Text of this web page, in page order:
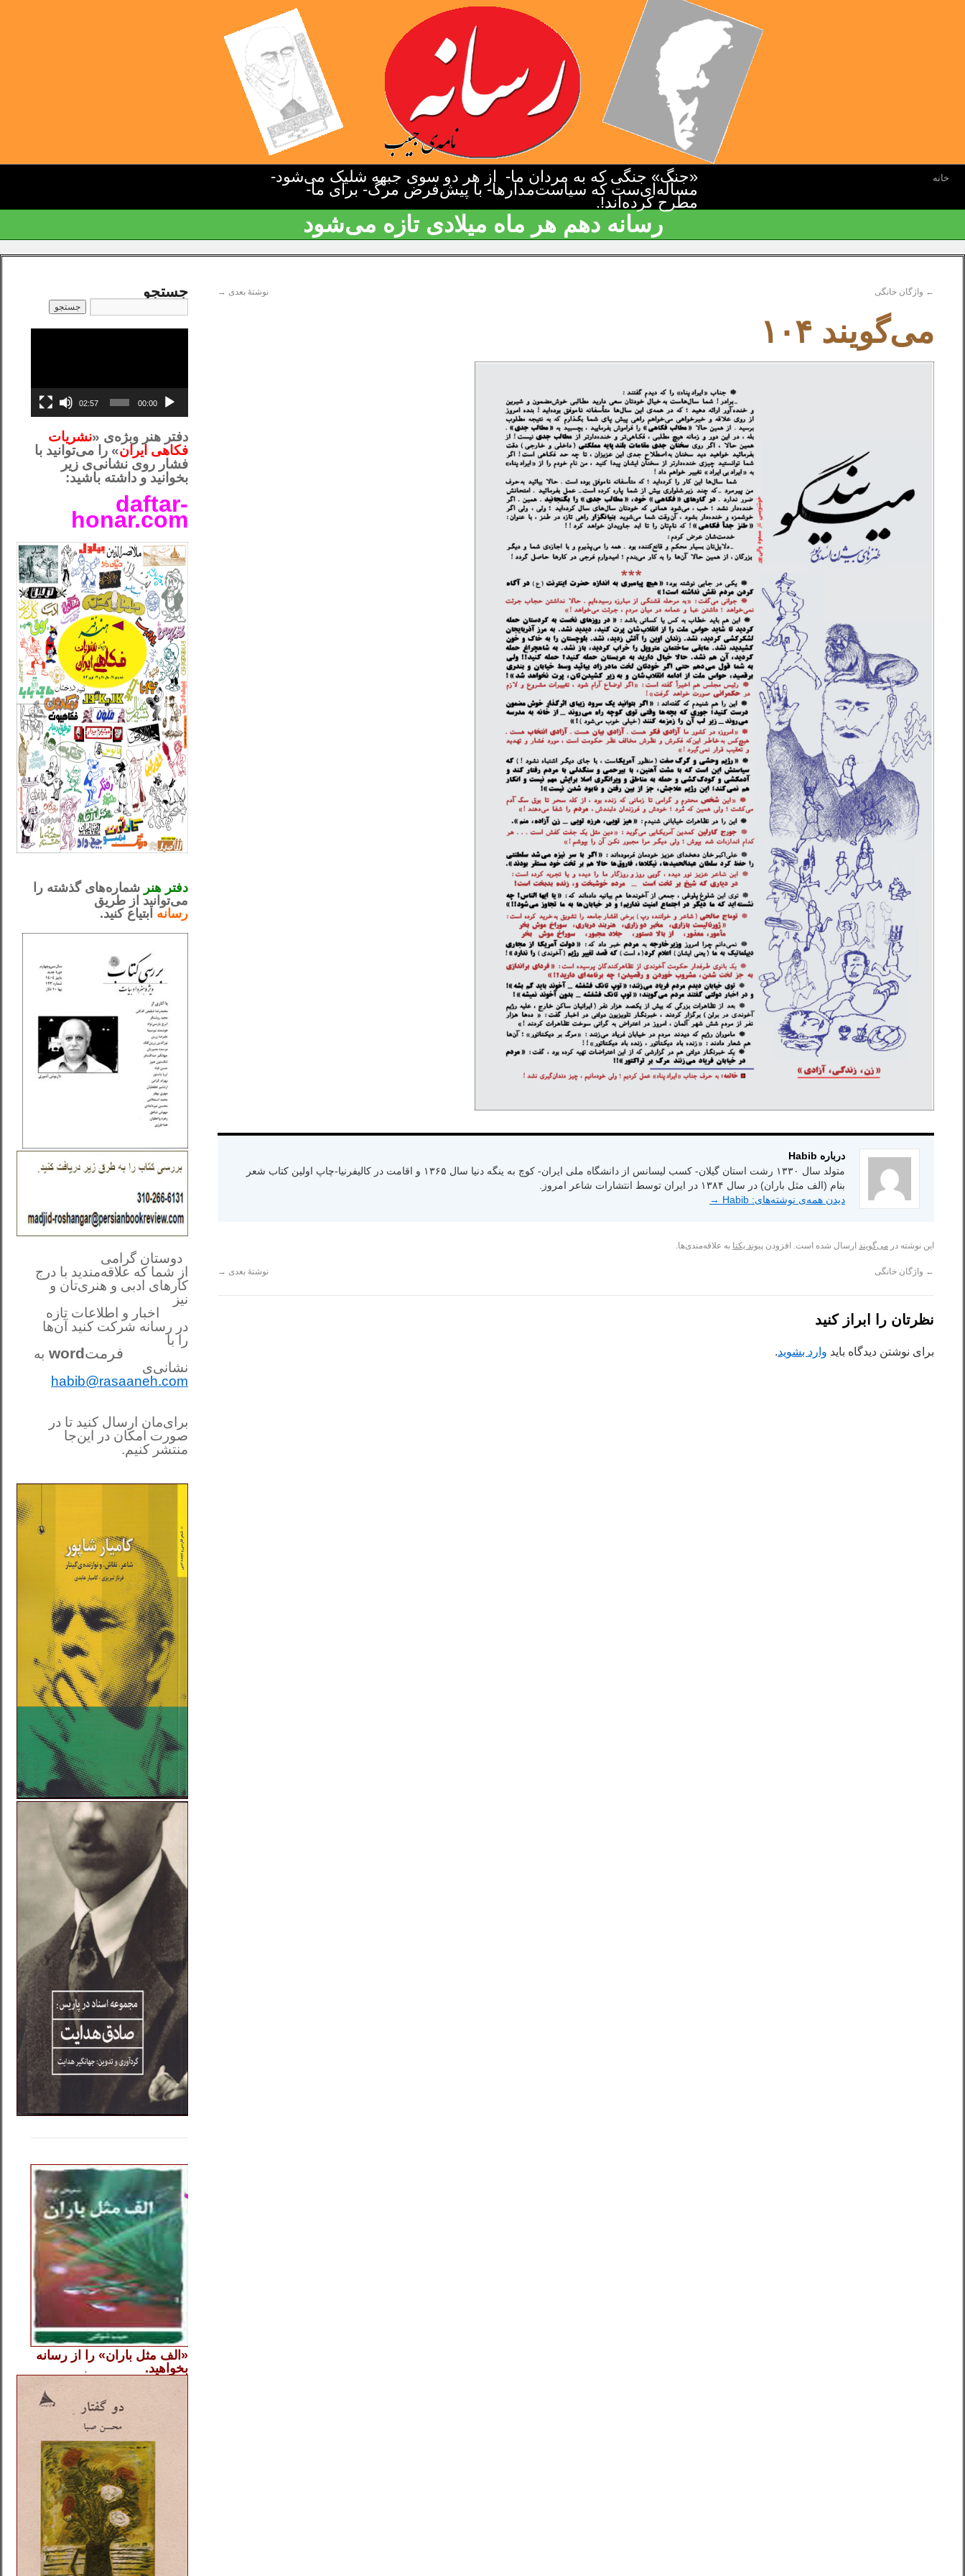
خانه «جنگ» جنگی که به مردان ما- از هر دو سوی جبهه شلیک می‌شود-
مسأله‌ای‌ست که سیاست‌مدارها- با پیش‌فرض مرگ- برای ما-
مطرح کرده‌اند!.
رسانه دهم هر ماه میلادی تازه می‌شود
← واژگان خانگی نوشتهٔ بعدی →
می‌گویند ۱۰۴
درباره Habib
متولد سال ۱۳۳۰ رشت استان گیلان- کسب لیسانس از دانشگاه ملی ایران- کوچ به ینگه دنیا سال ۱۳۶۵ و اقامت در کالیفرنیا-چاپ اولین کتاب شعر
بنام (الف مثل باران) در سال ۱۳۸۴ در ایران توسط انتشارات شاعر امروز.
دیدن همه‌ی نوشته‌های: Habib
→
این نوشته در می‌گویند ارسال شده است. افزودن پیوند یکتا به علاقه‌مندی‌ها.
← واژگان خانگی نوشتهٔ بعدی →
نظرتان را ابراز کنید
برای نوشتن دیدگاه باید وارد بشوید.
جستجو
00:00
02:57
دفتر هنر وبژه‌ی «نشریات
فکاهی ایران» را می‌توانید با
فشار روی نشانی‌ی زیر
بخوانید و داشته باشید:
daftar-
honar.com
دفتر هنر شماره‌های گذشته را
می‌توانید از طریق
رسانه ابتیاع کنید.
دوستان گرامی
از شما که علاقه‌مندید با درج
کارهای‌ ادبی و هنری‌تان و
نیز
اخبار و اطلاعات تازه
در رسانه شرکت کنید آن‌ها
را با
فرمتword به
نشانی‌ی
habib@rasaaneh.com
برای‌مان ارسال کنید تا در
صورت امکان در این‌جا
منتشر کنیم.
«الف مثل باران» را از رسانه
بخواهید.
.